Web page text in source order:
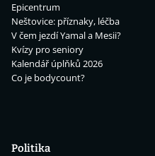
Epicentrum
Neštovice: příznaky, léčba
V čem jezdí Yamal a Mesii?
Kvízy pro seniory
Kalendář úplňků 2026
Co je bodycount?
Politika